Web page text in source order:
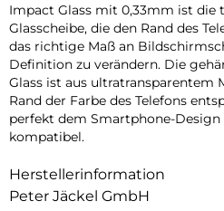
Impact Glass mit 0,33mm ist
Glasscheibe, die den Rand des
das richtige Maß an
Definition zu verändern. Die
Glass ist aus ultratransparentem
Rand der Farbe des Telefons
perfekt dem Smartphone-
kompatibel.
Herstellerinformation
Peter Jäckel GmbH